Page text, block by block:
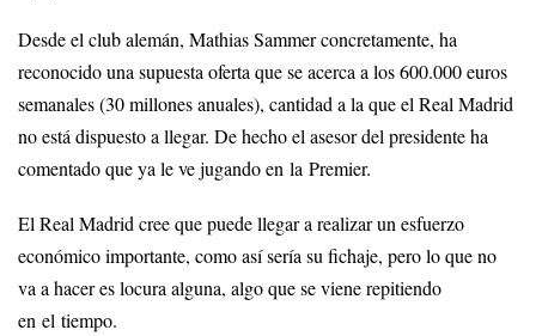
Desde el club alemán, Mathias Sammer concretamente, ha
reconocido una supuesta oferta que se acerca a los 600.000 euros
semanales (30 millones anuales), cantidad a la que el Real Madrid
no está dispuesto a llegar. De hecho el asesor del presidente ha
comentado que ya le ve jugando en la Premier.
El Real Madrid cree que puede llegar a realizar un esfuerzo
económico importante, como así sería su fichaje, pero lo que no
va a hacer es locura alguna, algo que se viene repitiendo
en el tiempo.